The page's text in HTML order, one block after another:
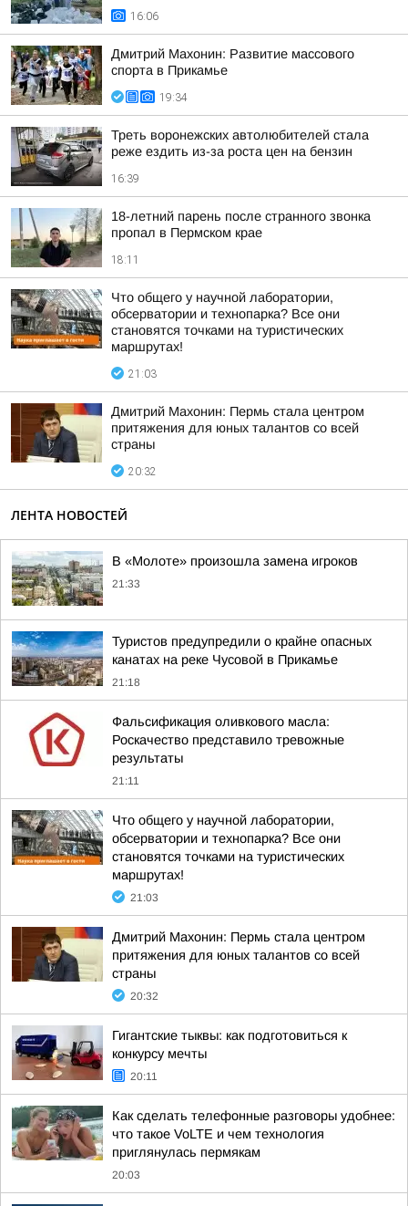
16:06
Дмитрий Махонин: Развитие массового
спорта в Прикамье
19:34
Треть воронежских автолюбителей стала
реже ездить из-за роста цен на бензин
16:39
18-летний парень после странного звонка
пропал в Пермском крае
18:11
Что общего у научной лаборатории,
обсерватории и технопарка? Все они
становятся точками на туристических
маршрутах!
21:03
Дмитрий Махонин: Пермь стала центром
притяжения для юных талантов со всей
страны
20:32
ЛЕНТА НОВОСТЕЙ
В «Молоте» произошла замена игроков
21:33
Туристов предупредили о крайне опасных
канатах на реке Чусовой в Прикамье
21:18
Фальсификация оливкового масла:
Роскачество представило тревожные
результаты
21:11
Что общего у научной лаборатории,
обсерватории и технопарка? Все они
становятся точками на туристических
маршрутах!
21:03
Дмитрий Махонин: Пермь стала центром
притяжения для юных талантов со всей
страны
20:32
Гигантские тыквы: как подготовиться к
конкурсу мечты
20:11
Как сделать телефонные разговоры удобнее:
что такое VoLTE и чем технология
приглянулась пермякам
20:03